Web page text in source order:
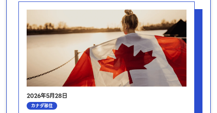
2026年5月28日
カナダ移住